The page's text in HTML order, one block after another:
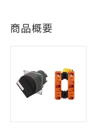
商品概要